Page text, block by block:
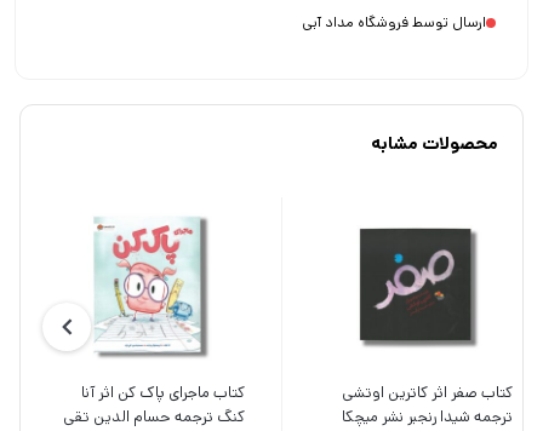
ارسال توسط فروشگاه مداد آبی
محصولات مشابه
کتاب صفر اثر کاترین اوتشی
ترجمه شیدا رنجبر نشر میچکا
کتاب ماجرای پاک کن اثر آنا
کنگ ترجمه حسام الدین تقی